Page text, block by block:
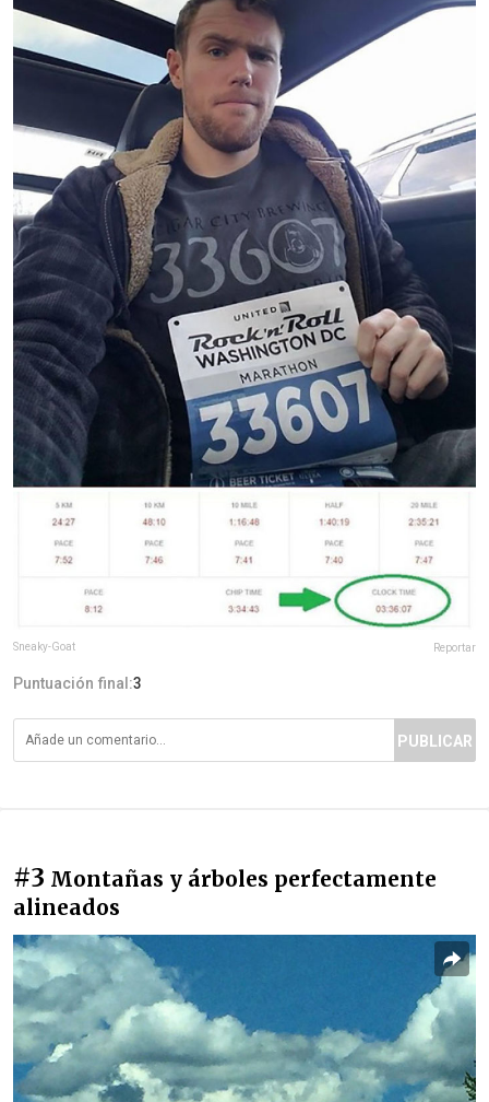
Sneaky-Goat Reportar
Puntuación final:3
PUBLICAR
#3 Montañas y árboles perfectamente
alineados